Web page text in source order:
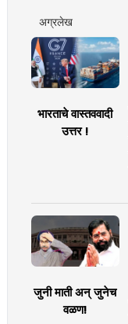
अग्रलेख
भारताचे वास्तववादी
उत्तर !
जुनी माती अन् जुनेच
वळण!